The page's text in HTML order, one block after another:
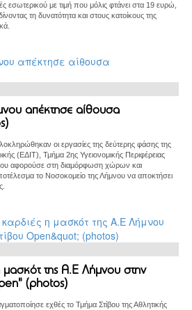
εσωτερικού με τιμή που μόλις φτάνει στα 19 ευρώ,
τη δυνατότητα και στους κατοίκους της
απέκτησε αίθουσα
οι εργασίες της δεύτερης φάσης της
(ΕΔΙΤ), Τμήμα 2ης Υγειονομικής Περιφέρειας
αφορούσε στη διαμόρφωση χώρων και
το Νοσοκομείο της Λήμνου να αποκτήσει
της Α.Ε Λήμνου στην
(photos)
εχθές το Τμήμα Στίβου της Αθλητικής